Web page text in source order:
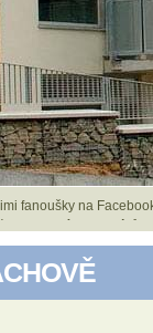
volných termínů
fanoušky na